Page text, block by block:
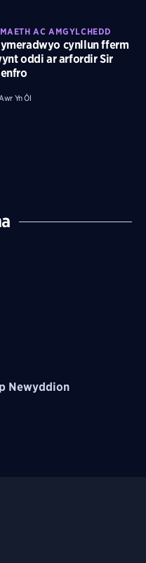
AC AMGYLCHEDD
cynllun fferm
oddi ar arfordir Sir
Yn Ôl
Newyddion